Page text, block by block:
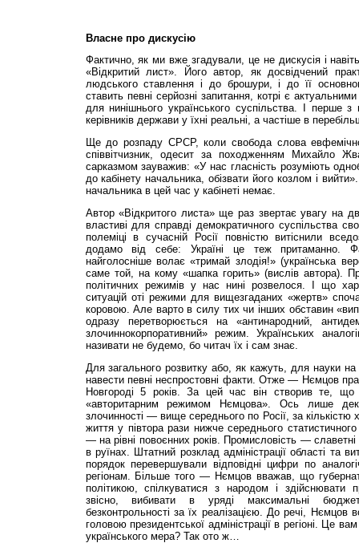
Власне про дискусію
Фактично, як ми вже згадували, це не дискусія і
«Відкритий лист». Його автор, як досвідчений
людського ставлення і до брошури, і до її
ставить певні серйозні запитання, котрі є
для нинішнього українського суспільства. І перше
керівників держави у їхні реальні, а частіше в
Ще до розпаду СРСР, коли свобода слова
співвітчизник, одесит за походженням Михайло
сарказмом зауважив: «У нас гласність розуміють
до кабінету начальника, обізвати його козлом і
начальника в цей час у кабінеті немає.
Автор «Відкритого листа» ще раз звертає увагу на
властиві для справді демократичного суспільства
полеміці в сучасній Росії повністю витіснили
додамо від себе: Україні це теж притаманно.
найголосніше волає «тримай злодія!» (українська
саме той, на кому «шапка горить» (вислів автора).
політичних режимів у нас нині розвелося. І що
ситуацій оті режими для вищезгаданих «жертв»
коровою. Але варто в силу тих чи інших обставин
одразу перетворюється на «антинародний,
злочиннокорпоративний» режим. Українських
називати не будемо, бо читач їх і сам знає.
Для загального розвитку або, як кажуть, для науки
навести певні неспростовні факти. Отже — Нємцов
Новгороді 5 років. За цей час він створив те, що
«авторитарним режимом Нємцова». Ось лише
злочинності — вище середнього по Росії, за
життя у півтора рази нижче середнього
— на рівні повоєнних років. Промисловість —
в руїнах. Штатний розклад адміністрації області та
порядок перевершували відповідні цифри по
регіонам. Більше того — Нємцов вважав, що
політикою, спілкуватися з народом і здійснювати
звісно, вибивати в уряді максимальні
безконтрольності за їх реалізацією. До речі, Нємцов
головою президентської адміністрації в регіоні. Це
українського мера? Так ото ж…